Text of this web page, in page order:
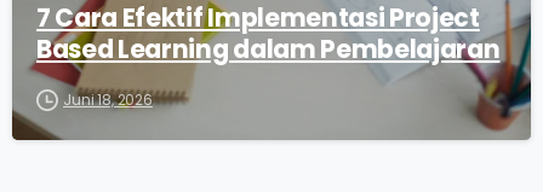
7 Cara Efektif Implementasi Project
Based Learning dalam Pembelajaran
Juni 18, 2026